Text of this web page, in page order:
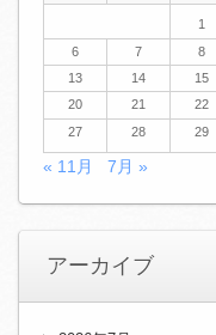
1
6
7 8
13
14 15
20
21 22
27 28 29
« 11月 7月 »
アーカイブ